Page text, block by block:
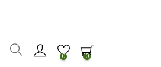
0 0